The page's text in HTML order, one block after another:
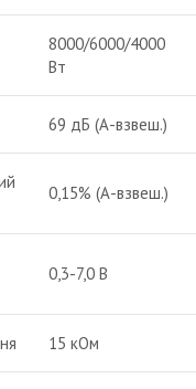
8000/6000/4000
Вт
69 дБ (А-взвеш.)
0,15% (А-взвеш.)
0,3-7,0 В
15 кОм